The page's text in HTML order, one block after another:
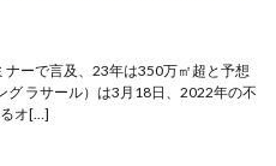
ナーで言及、23年は350万㎡超と予想
グ ラサール）は3月18日、2022年の不
オ[…]